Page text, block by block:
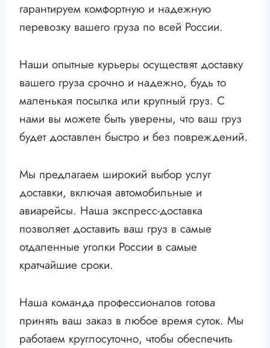
гарантируем комфортную и надежную
перевозку вашего груза по всей России.
Наши опытные курьеры осуществят доставку
вашего груза срочно и надежно, будь то
маленькая посылка или крупный груз. С
нами вы можете быть уверены, что ваш груз
будет доставлен быстро и без повреждений.
Мы предлагаем широкий выбор услуг
доставки, включая автомобильные и
авиарейсы. Наша экспресс-доставка
позволяет доставить ваш груз в самые
отдаленные уголки России в самые
кратчайшие сроки.
Наша команда профессионалов готова
принять ваш заказ в любое время суток. Мы
работаем круглосуточно, чтобы обеспечить